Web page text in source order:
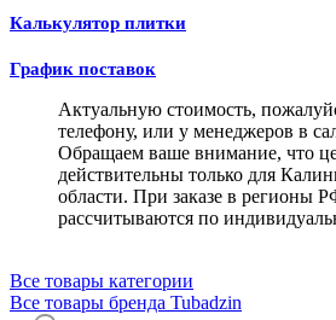
Калькулятор плитки
График поставок
Актуальную стоимость,
телефону, или у менеджеров в
Обращаем ваше внимание, что
действительны только для
области. При заказе в регионы
рассчитываются по
Все товары категории
Все товары бренда Tubadzin